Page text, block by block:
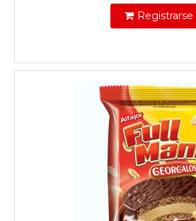
Registrarse